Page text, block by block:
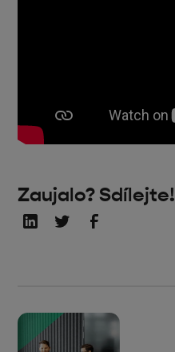
Zaujalo? Sdílejte!